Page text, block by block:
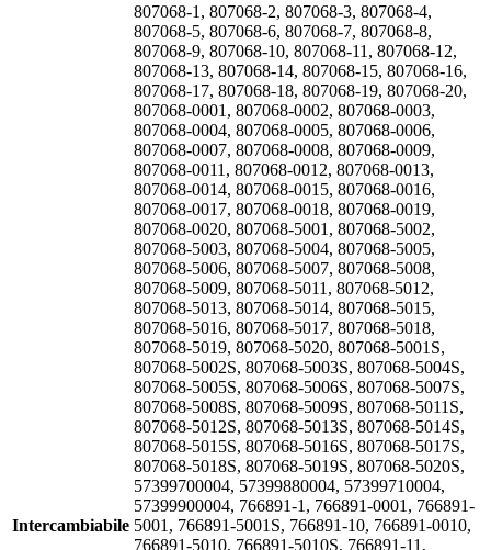
Intercambiabile
807068-1, 807068-2, 807068-3, 807068-4,
807068-5, 807068-6, 807068-7, 807068-8,
807068-9, 807068-10, 807068-11, 807068-12,
807068-13, 807068-14, 807068-15, 807068-16,
807068-17, 807068-18, 807068-19, 807068-20,
807068-0001, 807068-0002, 807068-0003,
807068-0004, 807068-0005, 807068-0006,
807068-0007, 807068-0008, 807068-0009,
807068-0011, 807068-0012, 807068-0013,
807068-0014, 807068-0015, 807068-0016,
807068-0017, 807068-0018, 807068-0019,
807068-0020, 807068-5001, 807068-5002,
807068-5003, 807068-5004, 807068-5005,
807068-5006, 807068-5007, 807068-5008,
807068-5009, 807068-5011, 807068-5012,
807068-5013, 807068-5014, 807068-5015,
807068-5016, 807068-5017, 807068-5018,
807068-5019, 807068-5020, 807068-5001S,
807068-5002S, 807068-5003S, 807068-5004S,
807068-5005S, 807068-5006S, 807068-5007S,
807068-5008S, 807068-5009S, 807068-5011S,
807068-5012S, 807068-5013S, 807068-5014S,
807068-5015S, 807068-5016S, 807068-5017S,
807068-5018S, 807068-5019S, 807068-5020S,
57399700004, 57399880004, 57399710004,
57399900004, 766891-1, 766891-0001, 766891-
5001, 766891-5001S, 766891-10, 766891-0010,
766891-5010, 766891-5010S, 766891-11,